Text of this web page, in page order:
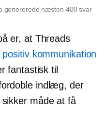
genererede næsten 400 svar
er, at Threads
kommunikation
fantastisk til
indlæg, der
måde at få